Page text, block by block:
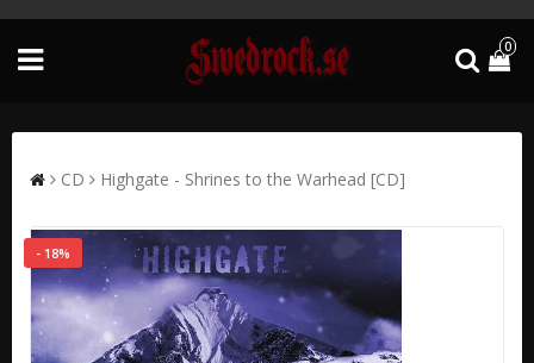
0
CD Highgate - Shrines to the Warhead [CD]
- 18%